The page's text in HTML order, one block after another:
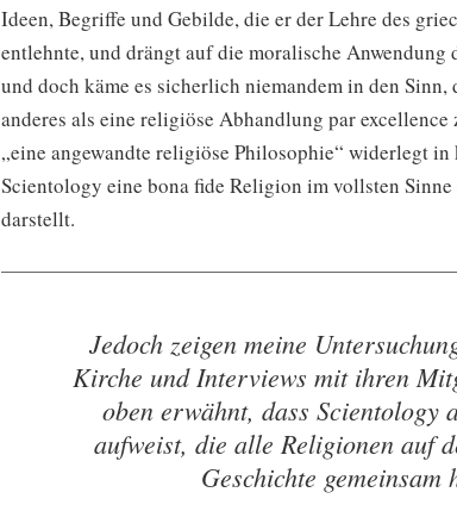
Ideen, Begriffe und Gebilde, die er der Lehre des
entlehnte, und drängt auf die moralische Anwendung
und doch käme es sicherlich niemandem in den Sinn,
anderes als eine religiöse Abhandlung par
„eine angewandte religiöse Philosophie“ widerlegt in
Scientology eine bona fide Religion im vollsten
darstellt.
Jedoch zeigen meine
Kirche und Interviews mit ihren
oben erwähnt, dass Scientology
aufweist, die alle Religionen auf
Geschichte gemeinsam